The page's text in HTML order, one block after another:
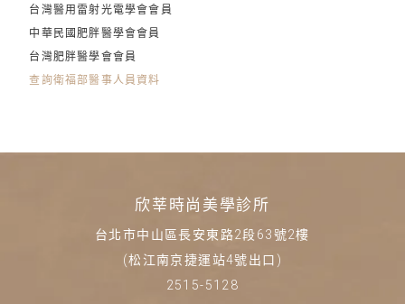
台灣醫用雷射光電學會會員
中華民國肥胖醫學會會員
台灣肥胖醫學會會員
查詢衛福部醫事人員資料
欣莘時尚美學診所
台北市中山區長安東路2段63號2樓
(松江南京捷運站4號出口)
2515-5128